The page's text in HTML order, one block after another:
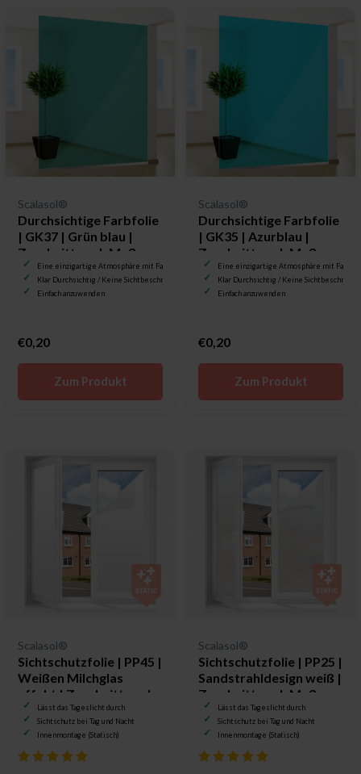
Scalasol®
Durchsichtige Farbfolie
| GK37 | Grün blau |
Zuschnitt nach Maß
Eine einzigartige Atmosphäre mit Farbe
Klar Durchsichtig / Keine Sichtbeschränkung
Einfach anzuwenden
€0,20
Zum Produkt
Scalasol®
Durchsichtige Farbfolie
| GK35 | Azurblau |
Zuschnitt nach Maß
Eine einzigartige Atmosphäre mit Farbe
Klar Durchsichtig / Keine
Einfach anzuwenden
€0,20
Zum Produkt
Scalasol®
Sichtschutzfolie | PP45 |
Weißen Milchglas
effekt | Zuschnitt nach
MaßLässt das Tageslicht durch
Sichtschutz bei Tag und Nacht
Innenmontage (Statisch)
Scalasol®
Sichtschutzfolie | PP25 |
Sandstrahldesign weiß |
Zuschnitt nach Maß
Lässt das Tageslicht durch
Sichtschutz bei Tag und Nacht
Innenmontage (Statisch)